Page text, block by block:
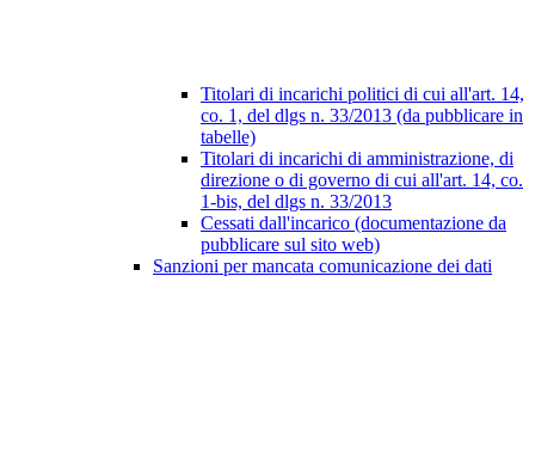
Titolari di incarichi politici di cui all'art. 14,
co. 1, del dlgs n. 33/2013 (da pubblicare in
tabelle)
Titolari di incarichi di amministrazione, di
direzione o di governo di cui all'art. 14, co.
1-bis, del dlgs n. 33/2013
Cessati dall'incarico (documentazione da
pubblicare sul sito web)
Sanzioni per mancata comunicazione dei dati